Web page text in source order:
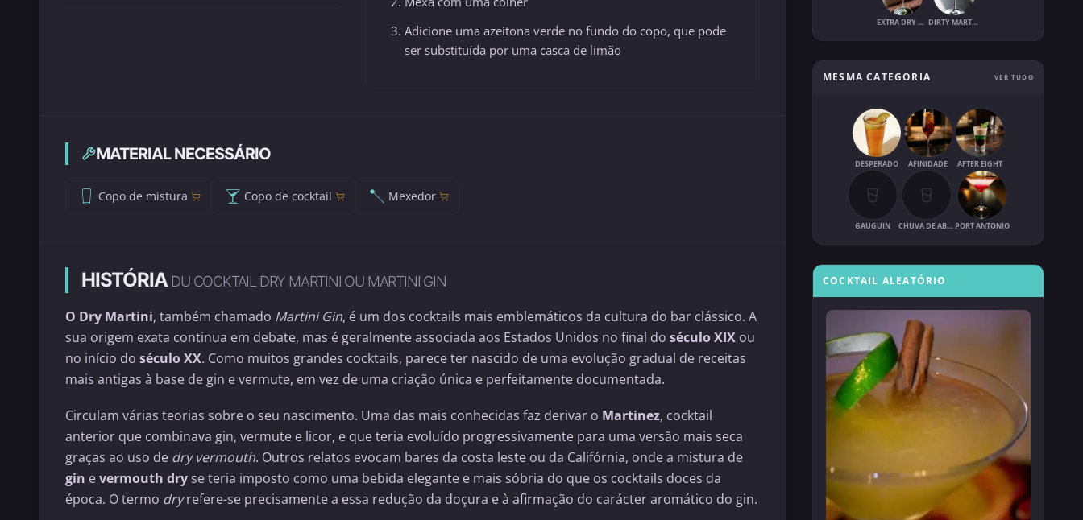
Adicione uma azeitona verde no fundo do copo, que pode
ser substituída por uma casca de limão
MATERIAL NECESSÁRIO
Copo de mistura Copo de cocktail Mexedor
HISTÓRIADU COCKTAIL DRY MARTINI OU MARTINI GIN
O Dry Martini, também chamado Martini Gin, é um dos cocktails mais emblemáticos da cultura do bar clássico. A
sua origem exata continua em debate, mas é geralmente associada aos Estados Unidos no final do século XIX ou
no início do século XX. Como muitos grandes cocktails, parece ter nascido de uma evolução gradual de receitas
mais antigas à base de gin e vermute, em vez de uma criação única e perfeitamente documentada.
Circulam várias teorias sobre o seu nascimento. Uma das mais conhecidas faz derivar o Martinez, cocktail
anterior que combinava gin, vermute e licor, e que teria evoluído progressivamente para uma versão mais seca
graças ao uso de dry vermouth. Outros relatos evocam bares da costa leste ou da Califórnia, onde a mistura de
gin evermouth dry se teria imposto como uma bebida elegante e mais sóbria do que os cocktails doces da
época. O termo dryrefere-se precisamente a essa redução da doçura e à afirmação do carácter aromático do gin.
EXTRA DRY MARTINI DIRTY MARTINI
MESMA CATEGORIA VER TUDO
DESPERADO AFINIDADE AFTER EIGHT
GAUGUIN CHUVA DE ABRIL PORT ANTONIO
COCKTAIL ALEATÓRIO